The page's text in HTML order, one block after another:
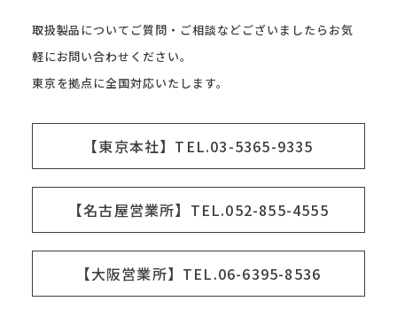
取扱製品についてご質問・ご相談などございましたらお気
軽にお問い合わせください。
東京を拠点に全国対応いたします。
【東京本社】TEL.03-5365-9335
【名古屋営業所】TEL.052-855-4555
【大阪営業所】TEL.06-6395-8536